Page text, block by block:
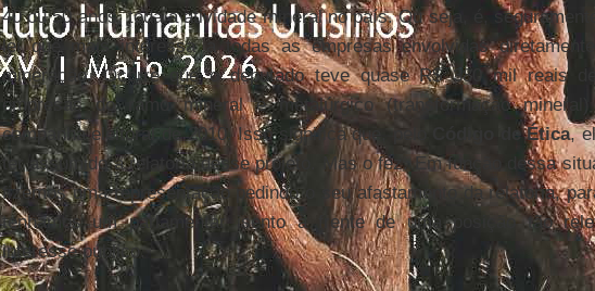
40 ou 50 anos, toda a atividade mineral no país. Ou seja, é,
lei que mais interessa a todas as empresas envolvidas
mineração. Ocorre que o deputado teve quase R$ 380 mil reais
empresas do ramo mineral e metalúrgico (transformação
campanha eleitoral de 2010. Isso significa que, pelo
Código de Ética,
ter assumido a relatoria desse projeto. Mas o fez. Em função dessa
fizemos uma representação pedindo o seu afastamento da relatoria,
tenhamos um parlamentar isento à frente de uma posição tão
interesse público.